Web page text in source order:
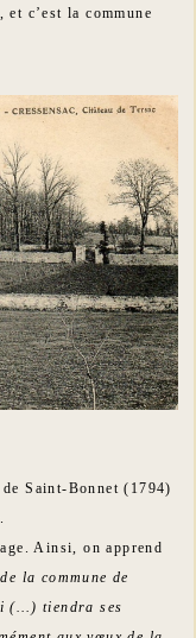
et c’est la commune
Saint-Bonnet (1794)
Ainsi, on apprend
la commune de
(…) tiendra ses